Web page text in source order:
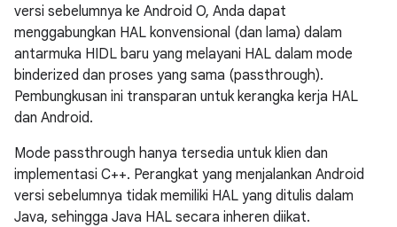
versi sebelumnya ke Android O, Anda dapat
menggabungkan HAL konvensional (dan lama) dalam
antarmuka HIDL baru yang melayani HAL dalam mode
binderized dan proses yang sama (passthrough).
Pembungkusan ini transparan untuk kerangka kerja HAL
dan Android.
Mode passthrough hanya tersedia untuk klien dan
implementasi C++. Perangkat yang menjalankan Android
versi sebelumnya tidak memiliki HAL yang ditulis dalam
Java, sehingga Java HAL secara inheren diikat.